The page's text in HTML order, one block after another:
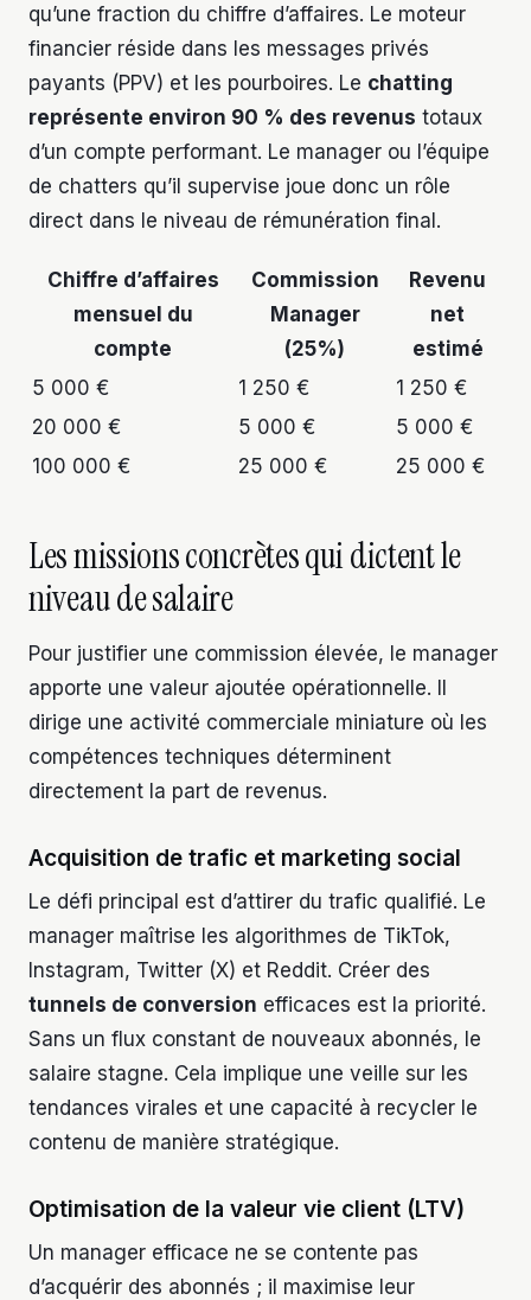
qu’une fraction du chiffre d’affaires. Le moteur
financier réside dans les messages privés
payants (PPV) et les pourboires. Le chatting
représente environ 90 % des revenus totaux
d’un compte performant. Le manager ou l’équipe
de chatters qu’il supervise joue donc un rôle
direct dans le niveau de rémunération final.
Chiffre d’affaires
mensuel du
compte
Commission
Manager
(25%)
Revenu
net
estimé
5 000 €
1 250 €
1 250 €
20 000 €
5 000 €
5 000 €
100 000 €
25 000 € 25 000 €
Les missions concrètes qui dictent le
niveau de salaire
Pour justifier une commission élevée, le manager
apporte une valeur ajoutée opérationnelle. Il
dirige une activité commerciale miniature où les
compétences techniques déterminent
directement la part de revenus.
Acquisition de trafic et marketing social
Le défi principal est d’attirer du trafic qualifié. Le
manager maîtrise les algorithmes de TikTok,
Instagram, Twitter (X) et Reddit. Créer des
tunnels de conversion efficaces est la priorité.
Sans un flux constant de nouveaux abonnés, le
salaire stagne. Cela implique une veille sur les
tendances virales et une capacité à recycler le
contenu de manière stratégique.
Optimisation de la valeur vie client (LTV)
Un manager efficace ne se contente pas
d’acquérir des abonnés ; il maximise leur